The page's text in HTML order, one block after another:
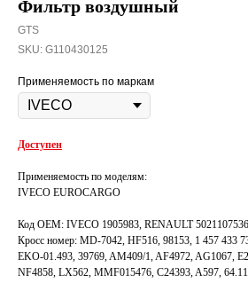
Фильтр воздушный
GTS
SKU: G110430125
Применяемость по маркам
Доступен
Применяемость по моделям:
IVECO EUROCARGO
Код OEM: IVECO 1905983, RENAULT 5021107536
Кросс номер: MD-7042, HF516, 98153, 1 457 433
EKO-01.493, 39769, AM409/1, AF4972, AG1067,
NF4858, LX562, MMF015476, C24393, A597,